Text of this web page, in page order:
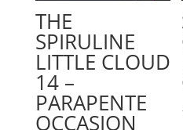
THE
SPIRULINE
LITTLE CLOUD
14 –
PARAPENTE
OCCASION